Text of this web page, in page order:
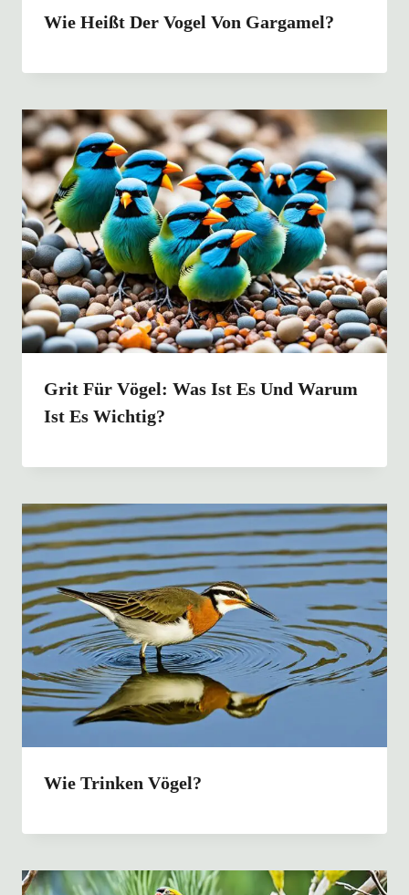
Wie Heißt Der Vogel Von Gargamel?
Grit Für Vögel: Was Ist Es Und Warum
Ist Es Wichtig?
Wie Trinken Vögel?